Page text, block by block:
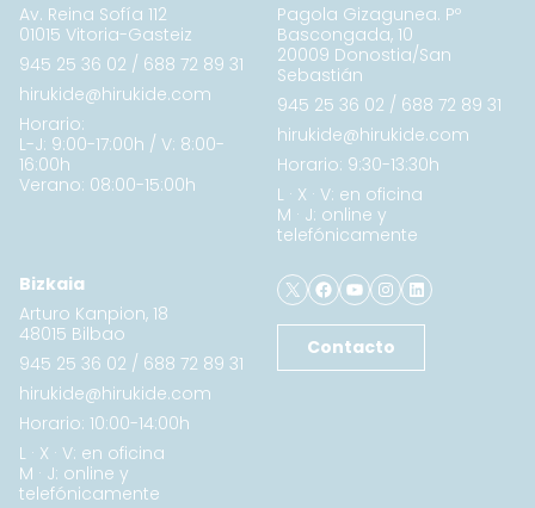
Av. Reina Sofía 112
01015 Vitoria-Gasteiz
945 25 36 02 / 688 72 89 31
hirukide@hirukide.com
Horario:
L-J: 9:00-17:00h / V: 8:00-
16:00h
Verano: 08:00-15:00h
Pagola Gizagunea. Pº
Bascongada, 10
20009 Donostia/San
Sebastián
945 25 36 02 / 688 72 89 31
hirukide@hirukide.com
Horario: 9:30-13:30h
L · X · V: en oficina
M · J: online y
telefónicamente
Bizkaia
Arturo Kanpion, 18
48015 Bilbao
945 25 36 02 / 688 72 89 31
hirukide@hirukide.com
Horario: 10:00-14:00h
L · X · V: en oficina
M · J: online y
telefónicamente
X Facebook
YouTube
Instagram
LinkedIn
Contacto